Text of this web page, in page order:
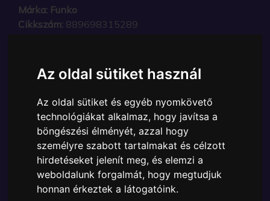
Az oldal sütiket használ
Az oldal sütiket és egyéb nyomkövető
technológiákat alkalmaz, hogy javítsa a
böngészési élményét, azzal hogy
személyre szabott tartalmakat és célzott
hirdetéseket jelenít meg, és elemzi a
weboldalunk forgalmát, hogy megtudjuk
honnan érkeztek a látogatóink.
Márka: Funko
Cikkszám: 889698315289
A Funko POP - Games egyik népszerű terméke a
karakter, amely ablakos csomagolásban azaz - POP
In a Box - várja új gazdáját.
TOVÁBB A VÁSÁRLÁSRA
Tetszik? Osszd meg másokkal!